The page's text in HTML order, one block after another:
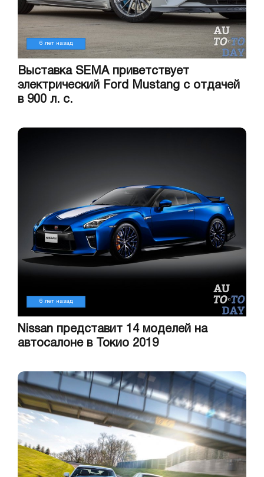
6 лет назад
Выставка SEMA приветствует
электрический Ford Mustang с отдачей
в 900 л. с.
6 лет назад
Nissan представит 14 моделей на
автосалоне в Токио 2019